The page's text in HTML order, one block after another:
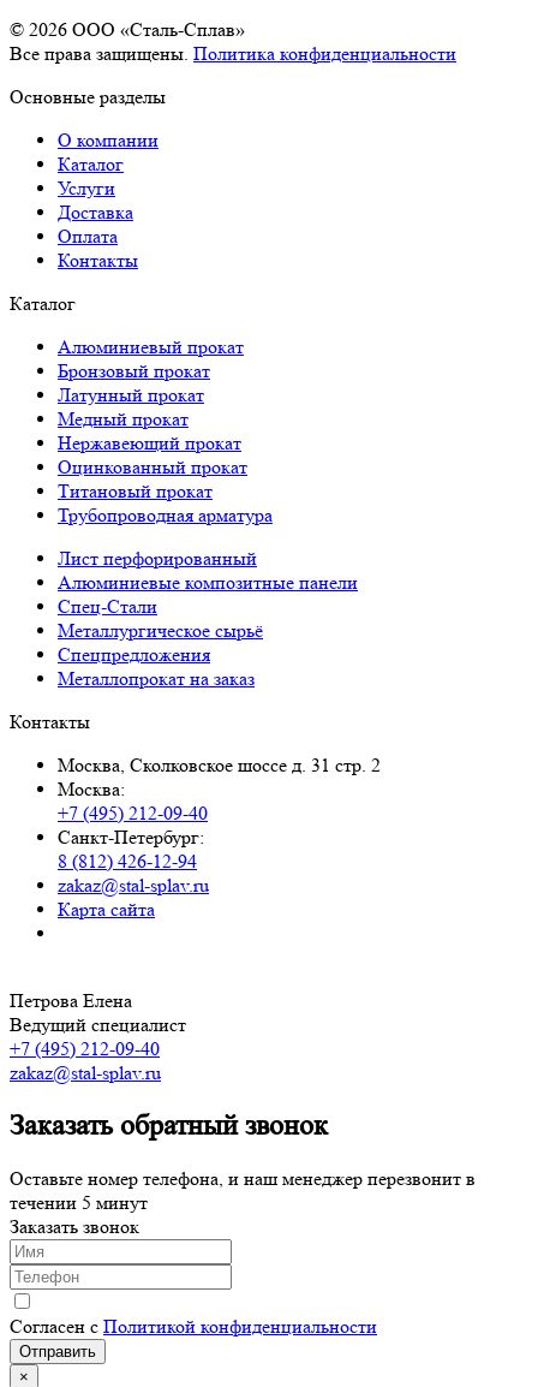
© 2026 OOO «Сталь-Сплав»
Все права защищены. Политика конфиденциальности
Основные разделы
О компании
Каталог
Услуги
Доставка
Оплата
Контакты
Каталог
Алюминиевый прокат
Бронзовый прокат
Латунный прокат
Медный прокат
Нержавеющий прокат
Оцинкованный прокат
Титановый прокат
Трубопроводная арматура
Лист перфорированный
Алюминиевые композитные панели
Спец-Стали
Металлургическое сырьё
Спецпредложения
Металлопрокат на заказ
Контакты
Москва, Сколковское шоссе д. 31 стр. 2
Москва:
+7 (495) 212-09-40
Санкт-Петербург:
8 (812) 426-12-94
zakaz@stal-splav.ru
Карта сайта
Петрова Елена
Ведущий специалист
+7 (495) 212-09-40
zakaz@stal-splav.ru
Заказать обратный звонок
Оставьте номер телефона, и наш менеджер перезвонит в
течении 5 минут
Заказать звонок
Согласен с Политикой конфиденциальности
×